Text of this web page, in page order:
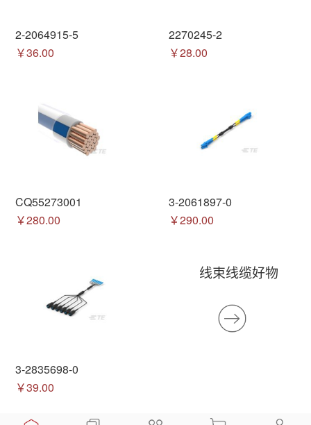
2-2064915-5
￥36.00
2270245-2
￥28.00
CQ55273001
￥280.00
3-2061897-0
￥290.00
3-2835698-0
￥39.00
线束线缆好物